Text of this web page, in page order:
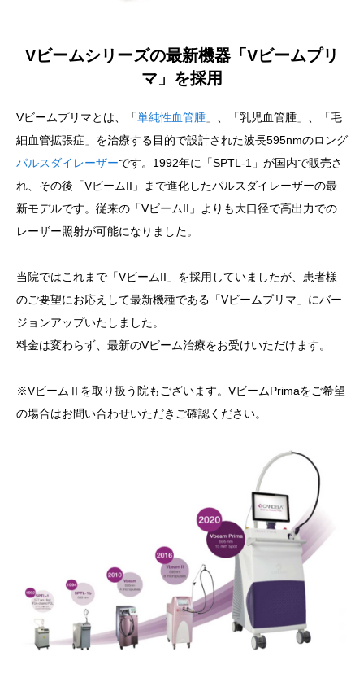
Vビームシリーズの最新機器「Vビームプリ
マ」を採用
Vビームプリマとは、「単純性血管腫 」、「乳児血管腫」、「毛
細血管拡張症」を治療する目的で設計された波長595nmのロング
パルスダイレーザーです。1992年に「SPTL-1」が国内で販売さ
れ、その後「VビームII」まで進化したパルスダイレーザーの最
新モデルです。従来の「VビームII」よりも大口径で高出力での
レーザー照射が可能になりました。
当院ではこれまで「VビームII」を採用していましたが、患者様
のご要望にお応えして最新機種である「Vビームプリマ」にバー
ジョンアップいたしました。
料金は変わらず、最新のVビーム治療をお受けいただけます。
※VビームⅡを取り扱う院もございます。VビームPrimaをご希望
の場合はお問い合わせいただきご確認ください。